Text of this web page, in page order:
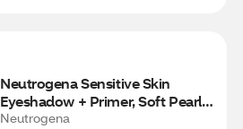
Neutrogena Sensitive Skin
Eyeshadow + Primer, Soft Pearl,
0.22 oz
Neutrogena